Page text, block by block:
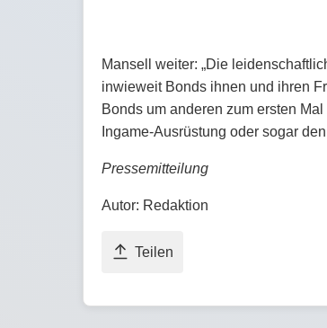
Mansell weiter: „Die
inwieweit Bonds ihnen und ihren
Bonds um anderen zum ersten
Ingame-Ausrüstung oder sogar
Pressemitteilung
Autor: Redaktion
Teilen